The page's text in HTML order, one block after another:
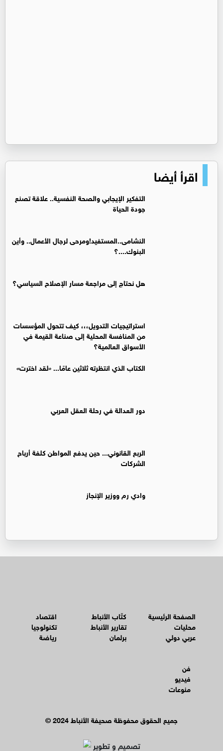
اقرأ أيضا
التفكير الإيجابي والصحة النفسية.. علاقة تصنع
جودة الحياة
النشامى..المستفيد!ومرحى لرجال الأعمال.. وأين
البنوك....؟
هل نحتاج إلى مراجعة مسار الإصلاح السياسي؟
استراتيجيات التدويل،،، كيف تتحول المؤسسات
من المنافسة المحلية إلى صناعة القيمة في
الأسواق العالمية؟
الكتاب الذي انتظرته ثلاثين عامًا... «لقد اخترت»
دور العدالة في رحلة العقل العربي
الربع القانوني... حين يدفع المواطن كلفة أرباح
الشركات
وادي رم ووزير الإنجاز
الصفحة الرئيسية
محليات
عربي دولي
كتّاب الأنباط
تقارير الأنباط
برلمان
اقتصاد
تكنولوجيا
رياضة
فن
فيديو
منوعات
© جميع الحقوق محفوظة صحيفة الأنباط 2024
تصميم و تطوير